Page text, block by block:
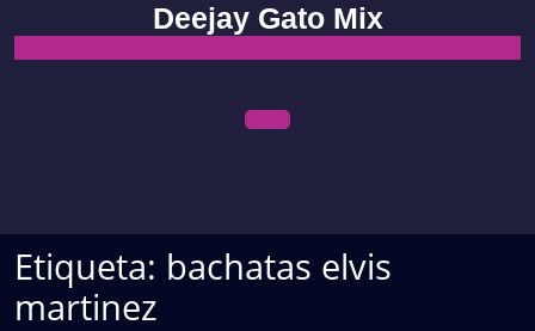
content
Deejay Gato Mix
Etiqueta: bachatas elvis
martinez